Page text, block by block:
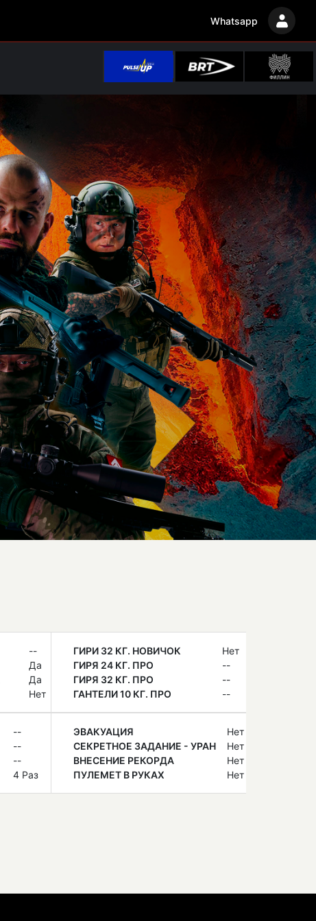
Whatsapp
--
Да
Да
Нет
ГИРИ 32 КГ. НОВИЧОК
Нет
ГИРЯ 24 КГ. ПРО
--
ГИРЯ 32 КГ. ПРО
--
ГАНТЕЛИ 10 КГ. ПРО
--
--
--
--
4 Раз
ЭВАКУАЦИЯ
Нет
СЕКРЕТНОЕ ЗАДАНИЕ - УРАН
Нет
ВНЕСЕНИЕ РЕКОРДА
Нет
ПУЛЕМЕТ В РУКАХ
Нет